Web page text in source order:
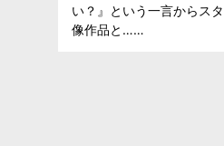
い？』という一言からス
像作品と……